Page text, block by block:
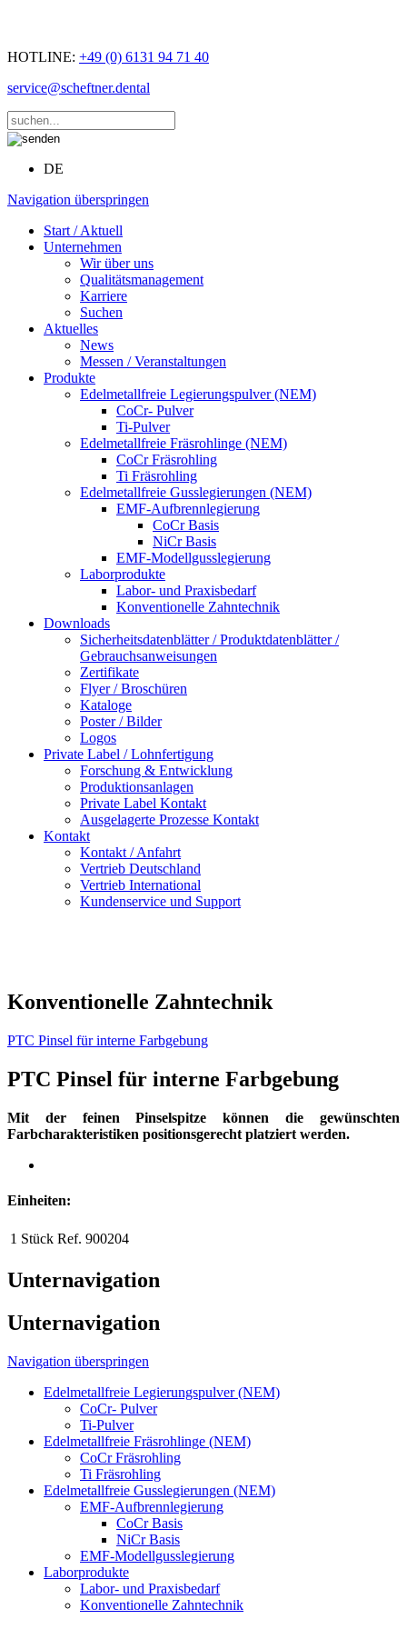
HOTLINE: +49 (0) 6131 94 71 40
service@scheftner.dental
DE
Navigation überspringen
Start / Aktuell
Unternehmen
Wir über uns
Qualitätsmanagement
Karriere
Suchen
Aktuelles
News
Messen / Veranstaltungen
Produkte
Edelmetallfreie Legierungspulver (NEM)
CoCr- Pulver
Ti-Pulver
Edelmetallfreie Fräsrohlinge (NEM)
CoCr Fräsrohling
Ti Fräsrohling
Edelmetallfreie Gusslegierungen (NEM)
EMF-Aufbrennlegierung
CoCr Basis
NiCr Basis
EMF-Modellgusslegierung
Laborprodukte
Labor- und Praxisbedarf
Konventionelle Zahntechnik
Downloads
Sicherheitsdatenblätter / Produktdatenblätter /
Gebrauchsanweisungen
Zertifikate
Flyer / Broschüren
Kataloge
Poster / Bilder
Logos
Private Label / Lohnfertigung
Forschung & Entwicklung
Produktionsanlagen
Private Label Kontakt
Ausgelagerte Prozesse Kontakt
Kontakt
Kontakt / Anfahrt
Vertrieb Deutschland
Vertrieb International
Kundenservice und Support
Konventionelle Zahntechnik
PTC Pinsel für interne Farbgebung
PTC Pinsel für interne Farbgebung
Mit der feinen Pinselspitze können die gewünschten
Farbcharakteristiken positionsgerecht platziert werden.
Einheiten:
1 Stück Ref. 900204
Unternavigation
Unternavigation
Navigation überspringen
Edelmetallfreie Legierungspulver (NEM)
CoCr- Pulver
Ti-Pulver
Edelmetallfreie Fräsrohlinge (NEM)
CoCr Fräsrohling
Ti Fräsrohling
Edelmetallfreie Gusslegierungen (NEM)
EMF-Aufbrennlegierung
CoCr Basis
NiCr Basis
EMF-Modellgusslegierung
Laborprodukte
Labor- und Praxisbedarf
Konventionelle Zahntechnik